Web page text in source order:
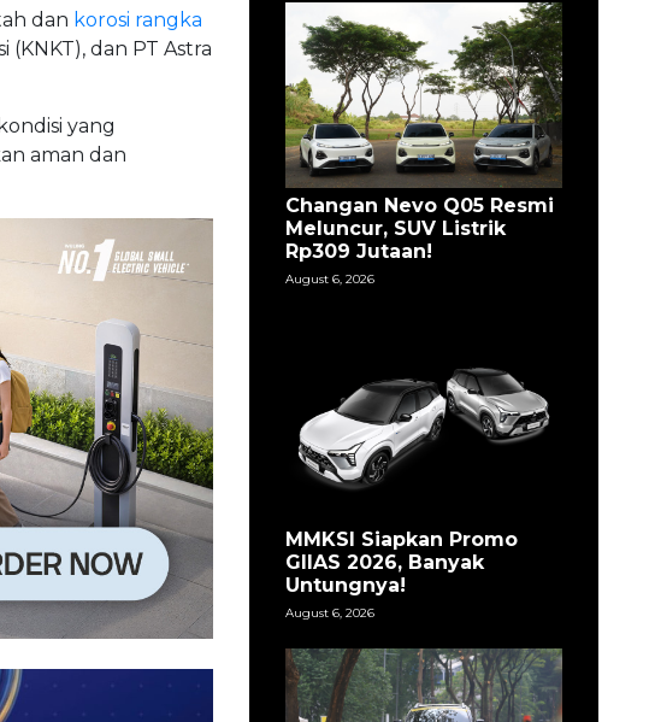
dan korosi rangka
dan PT Astra
yang
aman dan
Changan Nevo Q05 Resmi
Meluncur, SUV Listrik
Rp309 Jutaan!
August 6, 2026
MMKSI Siapkan Promo
GIIAS 2026, Banyak
Untungnya!
August 6, 2026